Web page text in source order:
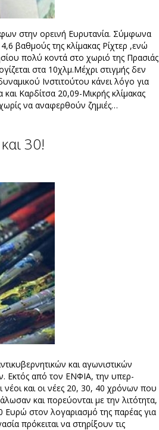
στην ορεινή Ευρυτανία. Σύμφωνα
βαθμούς της κλίμακας Ρίχτερ ,ενώ
πολύ κοντά στο χωριό της Πρασιάς
στα 10χλμ.Μέχρι στιγμής δεν
Ινστιτούτου κάνει λόγο για
και Καρδίτσα 20,09-Μικρής κλίμακας
να αναφερθούν ζημιές…
30!
και αγωνιστικών
Εκτός από τον ΕΝΦΙΑ, την υπερ-
και οι νέες 20, 30, 40 χρόνων που
και πορεύονται με την λιτότητα,
Ευρώ στον λογαριασμό της παρέας για
πρόκειται να στηρίξουν τις